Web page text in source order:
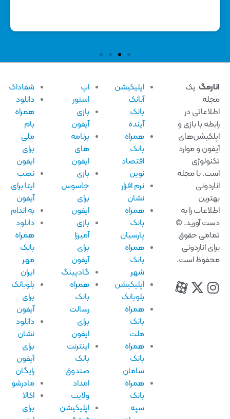
یک
در
با بازی و
و موارد
با مجله
را به
آورید. ©
حقوق
اناردونی
است.
اپلیکیشن
آبانک
آینده
همراه
اقتصاد
نرم افزار
نشان
همراه
پارسیان
همراه
اپلیکیشن
بلوبانک
همراه
همراه
سامان
همراه
اپ
استور
بازی
آیفون
برنامه
ایفون
بازی
جاسوس
ایفون
بازی
آیفون
گادپینگ
همراه
رسالت
ایفون
اینترنت
صندوق
امداد
ولایت
اپلیکیشن
شفاداک
دانلود
همراه
ایفون
نصب
ایتا برای
آیفون
به اندام
دانلود
همراه
بلوبانک
آیفون
دانلود
نشان
آیفون
رایگان
مادرشو
اکالا